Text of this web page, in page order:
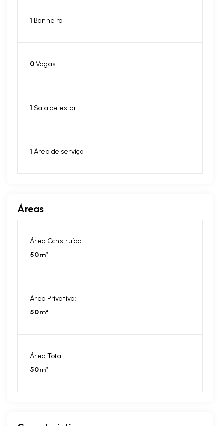
1 Banheiro
0Vagas
1 Sala de estar
1 Área de serviço
Áreas
Área Construída:
50m²
Área Privativa:
50m²
Área Total:
50m²